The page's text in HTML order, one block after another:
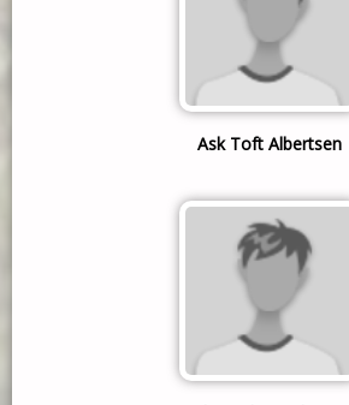
Ask Toft Albertsen